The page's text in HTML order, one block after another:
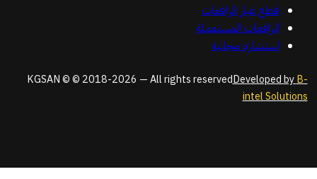
قطع غيار الرافعات
الرافعات المستعملة
استشارة مجانية
KGSAN © © 2018-2026 — All rights reservedDeveloped byB-
intel Solutions